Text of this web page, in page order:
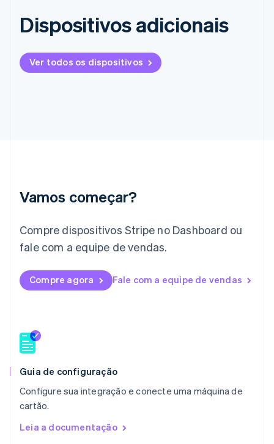
Dispositivos adicionais
Ver todos os dispositivos
Vamos começar?
Compre dispositivos Stripe no Dashboard ou
fale com a equipe de vendas.
Compre agora Fale com a equipe de vendas
Guia de configuração
Configure sua integração e conecte uma máquina de
cartão.
Leia a documentação
Gibraltar
English
Hungria
Letônia
DeutschEnglish
Lituânia
Luxemburgo
Français Deutsch English
Malásia
English
México
Noruega
Nova Zelândia
English
NederlandsEnglish